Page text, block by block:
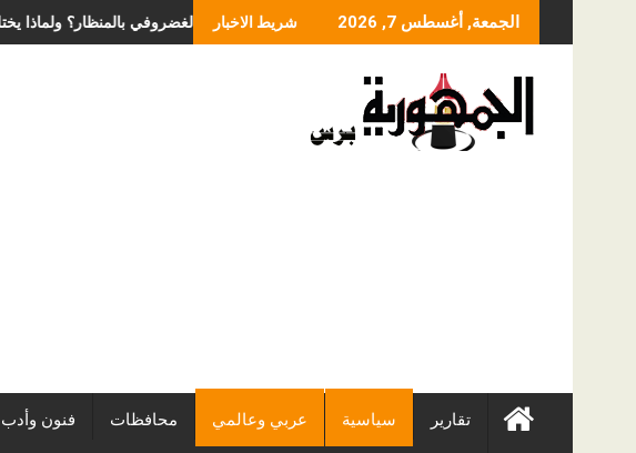
to
الجمعة, أغسطس 7, 2026 شريط الاخبار
ما الذي يحدد سعر عملية الانزلاق
تقارير سياسية عربي وعالمي محافظات فنون وأدب